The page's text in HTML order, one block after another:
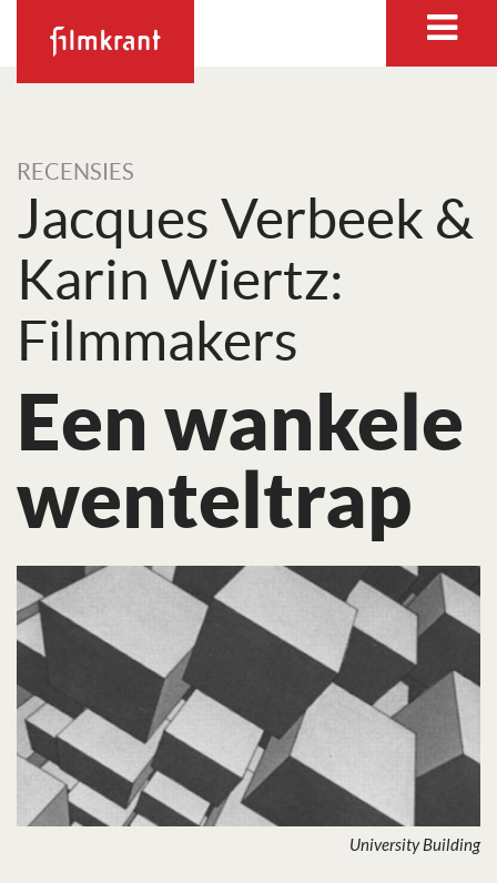
RECENSIES
Jacques Verbeek &
Karin Wiertz:
Filmmakers
Een wankele
wenteltrap
University Building